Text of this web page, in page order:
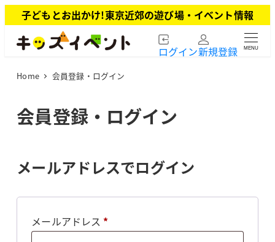
イ
子どもとお出かけ!東京近郊の遊び場・イベント情報
ログイン新規登録 MENU
Home 会員登録・ログイン
会員登録・ログイン
メールアドレスでログイン
メールアドレス *必